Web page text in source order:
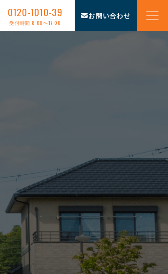
0120-1010-39
受付時間:8:00〜17:00
お問い合わせ